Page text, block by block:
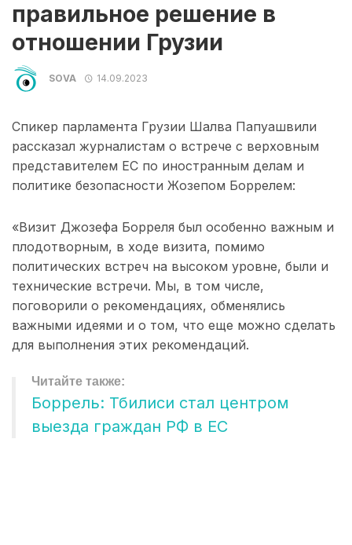
правильное решение в
отношении Грузии
SOVA 14.09.2023
Спикер парламента Грузии Шалва Папуашвили
рассказал журналистам о встрече с верховным
представителем ЕС по иностранным делам и
политике безопасности Жозепом Боррелем:
«Визит Джозефа Борреля был особенно важным и
плодотворным, в ходе визита, помимо
политических встреч на высоком уровне, были и
технические встречи. Мы, в том числе,
поговорили о рекомендациях, обменялись
важными идеями и о том, что еще можно сделать
для выполнения этих рекомендаций.
Боррель: Тбилиси стал центром
выезда граждан РФ в ЕС